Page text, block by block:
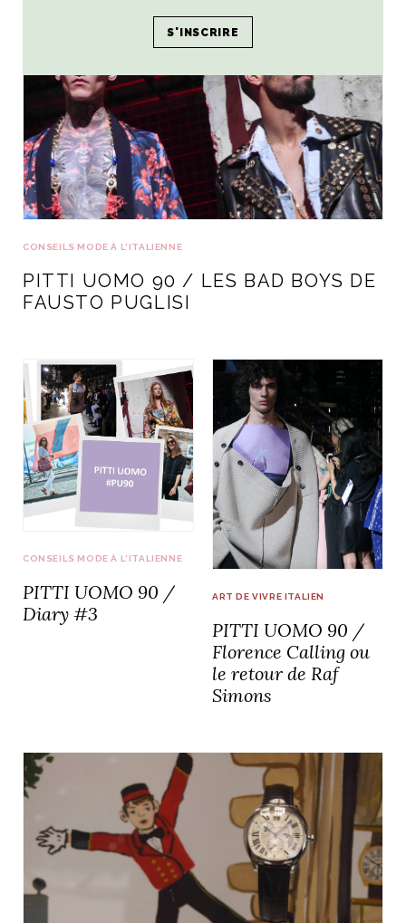
CONSEILS MODE À L'ITALIENNE
PITTI UOMO 90 / LES BAD BOYS DE
FAUSTO PUGLISI
CONSEILS MODE À L'ITALIENNE
PITTI UOMO 90 /
Diary #3
ART DE VIVRE ITALIEN
PITTI UOMO 90 /
Florence Calling ou
le retour de Raf
Simons